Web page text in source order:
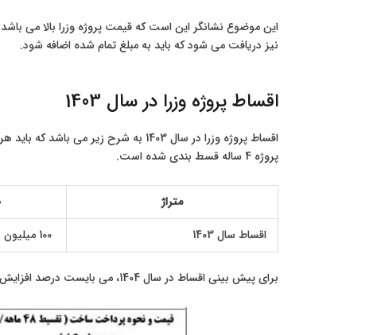
این موضوع نشانگر این است که قیمت پروژه وزرا بالا می
نیز دریافت می شود که باید به مبلغ تمام شده اضافه شود.
اقساط پروژه وزرا در سال 1403
پروژه 4 ساله قسط بندی شده است.
متراژ
اقساط سال 1403
برای پیش بینی اقساط در سال 1404، می بایست درصد افزایش قیمت اقساط سال 1402 نسبت به سال 1403 را محاسبه نماییم.